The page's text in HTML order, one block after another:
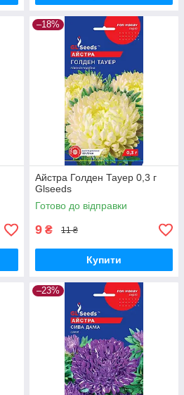
–18%
Айстра Голден Тауер 0,3 г
Glseeds
Готово до відправки
9 ₴ 11 ₴
Купити
–23%